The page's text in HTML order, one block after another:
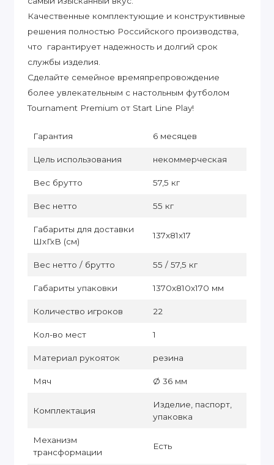
Качественные комплектующие и конструктивные
решения полностью Российского производства,
что гарантирует надежность и долгий срок
службы изделия.
Сделайте семейное времяпрепровождение
более увлекательным с настольным футболом
Tournament Premium от Start Line Play!
Гарантия 6 месяцев
Цель использования некоммерческая
Вес брутто 57,5 кг
Вес нетто 55 кг
Габариты для доставки
ШхГхВ (см)
137х81х17
Вес нетто / брутто 55 / 57,5 кг
Габариты упаковки 1370х810х170 мм
Количество игроков 22
Кол-во мест 1
Материал рукояток резина
Мяч Ø 36 мм
Комплектация
Изделие, паспорт,
упаковка
Механизм
трансформации
Есть